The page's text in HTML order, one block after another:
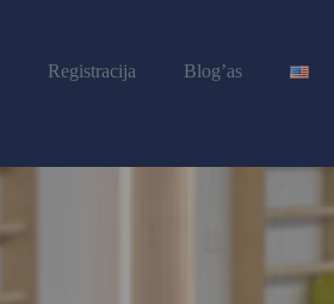
Registracija Blog’as